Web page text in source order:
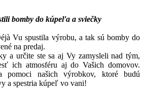
bomby do kúpeľa a sviečky
Vu spustila výrobu, a tak sú bomby do
na predaj.
a určite ste sa aj Vy zamysleli nad tým,
ich atmosféru aj do Vašich domovov.
pomoci našich výrobkov, ktoré budú
a spestria kúpeľ vo vani!